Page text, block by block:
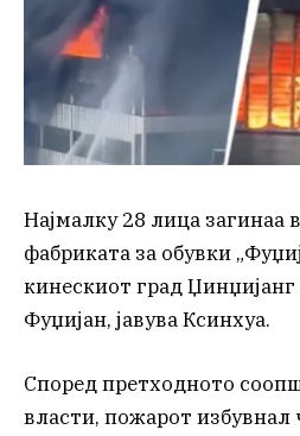
Најмалку 28 лица загинаа
фабриката за обувки
кинескиот град
Фуџијан, јавува Ксинхуа.
Според претходното
власти, пожарот